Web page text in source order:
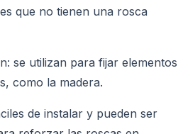
que no tienen una rosca
se utilizan para fijar elementos
como la madera.
de instalar y pueden ser